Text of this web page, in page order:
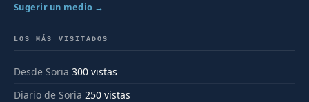
Sugerir un medio →
LOS MÁS VISITADOS
Desde Soria 300 vistas
Diario de Soria 250 vistas